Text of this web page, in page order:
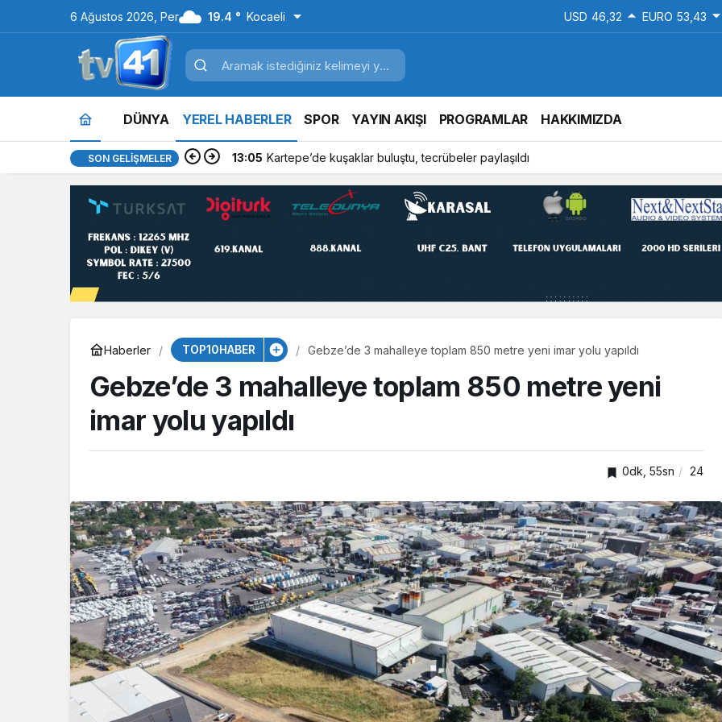
6 Ağustos 2026, Per 19.4 ° Kocaeli USD 46,32 EURO 53,43
DÜNYA YEREL HABERLER SPOR YAYIN AKIŞI PROGRAMLAR HAKKIMIZDA
SON GELIŞMELER 13:05 Kartepe’de kuşaklar buluştu, tecrübeler paylaşıldı
Haberler TOP10HABER Gebze’de 3 mahalleye toplam 850 metre yeni imar yolu yapıldı
Gebze’de 3 mahalleye toplam 850 metre yeni
imar yolu yapıldı
0dk, 55sn 24
ASAYİŞ
Kocaeli Emniyeti’nden
aranan şahıslara yönelik
operasyon: İki hükümlü
yakalandı
TOP20HABER
Kartepe’de kuşaklar
buluştu, tecrübeler
paylaşıldı
GENEL
Gebze
kapıları